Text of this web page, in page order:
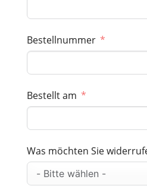
Bestellnummer
Bestellt am
Was möchten Sie